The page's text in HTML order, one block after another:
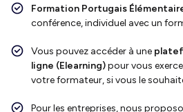
Formation Portugais
conférence, individuel avec un
Vous pouvez accéder à une
ligne (Elearning)pour vous
votre formateur, si vous le
Pour les entreprises, nous